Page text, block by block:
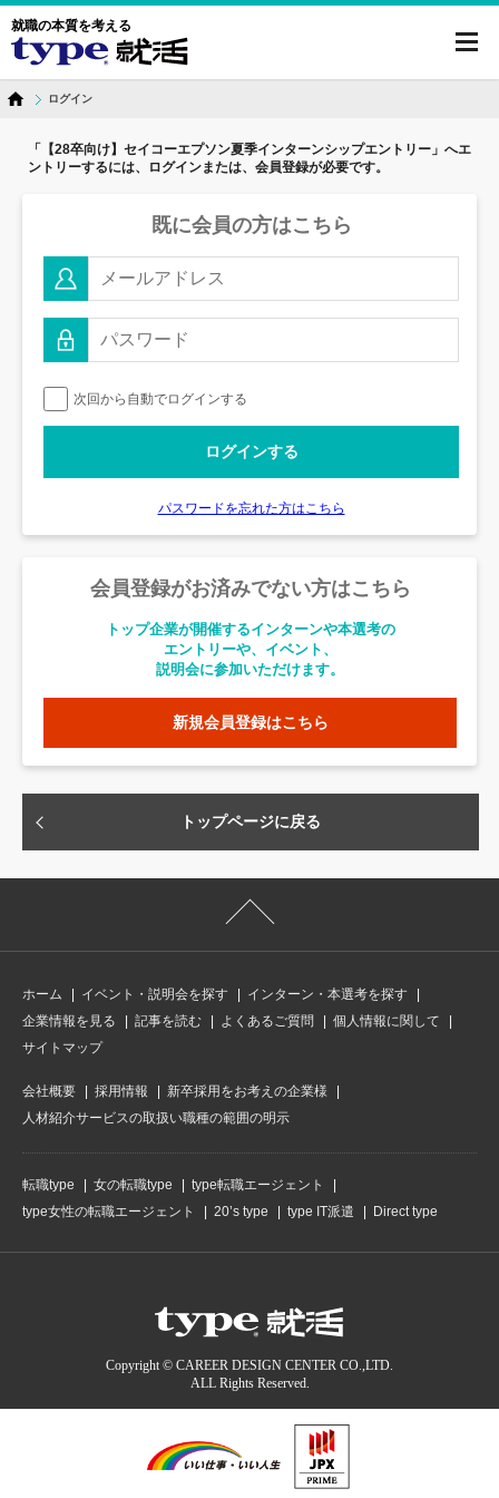
就職の本質を考える
ログイン
「【28卒向け】セイコーエプソン夏季インターンシップエントリー」へエ
ントリーするには、ログインまたは、会員登録が必要です。
既に会員の方はこちら
次回から自動でログインする
パスワードを忘れた方はこちら
会員登録がお済みでない方はこちら
トップ企業が開催するインターンや本選考の
エントリーや、イベント、
説明会に参加いただけます。
新規会員登録はこちら
トップページに戻る
ホーム イベント・説明会を探す
インターン・本選考を探す
企業情報を見る
記事を読む よくあるご質問
個人情報に関して
サイトマップ
会社概要 採用情報
新卒採用をお考えの企業様
人材紹介サービスの取扱い職種の範囲の明示
転職type 女の転職type
type転職エージェント
type女性の転職エージェント
20’s type type IT派遣 Direct type
Copyright © CAREER DESIGN CENTER CO.,LTD.
ALL Rights Reserved.